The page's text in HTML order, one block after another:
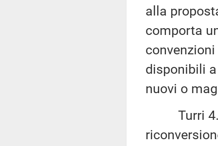
alla
comporta
disponibili
nuovi o
Turri